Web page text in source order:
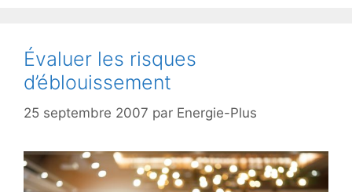
Évaluer les risques
d’éblouissement
25 septembre 2007 par Energie-Plus